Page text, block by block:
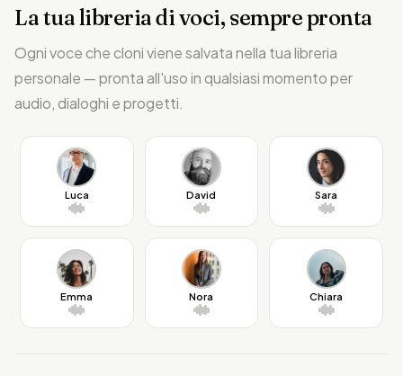
La tua libreria di voci, sempre pronta
Ogni voce che cloni viene salvata nella tua libreria
personale — pronta all'uso in qualsiasi momento per
audio, dialoghi e progetti.
Luca David Sara
Emma Nora Chiara